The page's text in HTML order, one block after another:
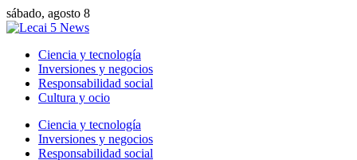
sábado, agosto 8
Ciencia y tecnología
Inversiones y negocios
Responsabilidad social
Cultura y ocio
Ciencia y tecnología
Inversiones y negocios
Responsabilidad social